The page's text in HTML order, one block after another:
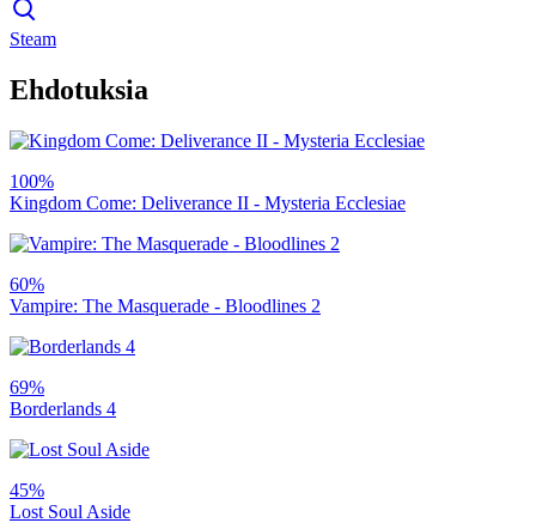
Steam
Ehdotuksia
100%
Kingdom Come: Deliverance II - Mysteria Ecclesiae
60%
Vampire: The Masquerade - Bloodlines 2
69%
Borderlands 4
45%
Lost Soul Aside